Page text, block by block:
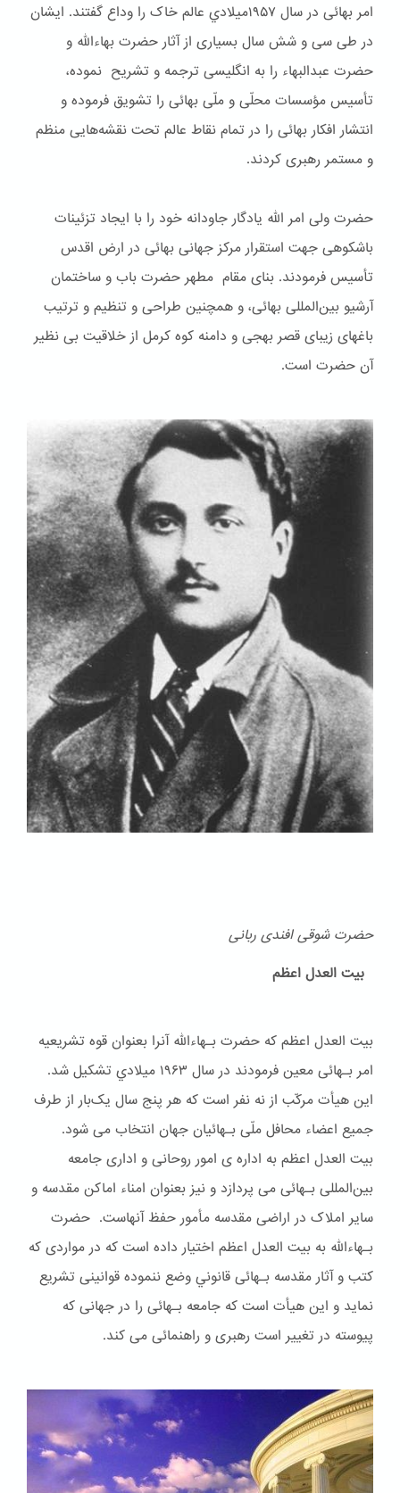
امر بهائی در سال ۱۹۵۷ميلادي عالم خاک را وداع گفتند. ایشان
در طی سی و شش سال بسیاری از آثار حضرت بهاءالله و
حضرت عبدالبهاء را به انگلیسی ترجمه و تشریح نموده،
تأسیس مؤسسات محلّی و ملّی بهائی را تشویق فرموده و
انتشار افکار بهائی را در تمام نقاط عالم تحت نقشه‌هایی منظم
و مستمر رهبری کردند.
حضرت ولی امر الله یادگار جاودانه خود را با ایجاد تزئینات
باشكوهی جهت استقرار مرکز جهانی بهائی در ارض اقدس
تأسیس فرمودند. بنای مقام مطهر حضرت باب و ساختمان
آرشیو بین‌المللی بهائی، و همچنین طراحی و تنظیم و ترتیب
باغهای زیبای قصر بهجی و دامنه کوه کرمل از خلاقیت بی نظیر
آن حضرت است.
حضرت شوقی افندی ربانی
بیت العدل اعظم
بیت العدل اعظم که حضرت بـهاءالله آنرا بعنوان قوه تشریعیه
امر بـهائی معین فرمودند در سال ۱۹۶۳ ميلادي تشکیل شد.
این هیأت مرکّب از نه نفر است که هر پنج سال یک‌بار از طرف
جمیع اعضاء محافل ملّی بـهائیان جهان انتخاب می شود.
بیت العدل اعظم به اداره ی امور روحانی و اداری جامعه
بین‌المللی بـهائی می پردازد و نیز بعنوان امناء اماکن مقدسه و
سایر املاک در اراضی مقدسه مأمور حفظ آنهاست. حضرت
بـهاءالله به بیت العدل اعظم اختیار داده است که در مواردی که
کتب و آثار مقدسه بـهائی قانوني وضع ننموده قوانینی تشریع
نماید و این هیأت است که جامعه بـهائی را در جهانی که
پیوسته در تغییر است رهبری و راهنمائی می کند.